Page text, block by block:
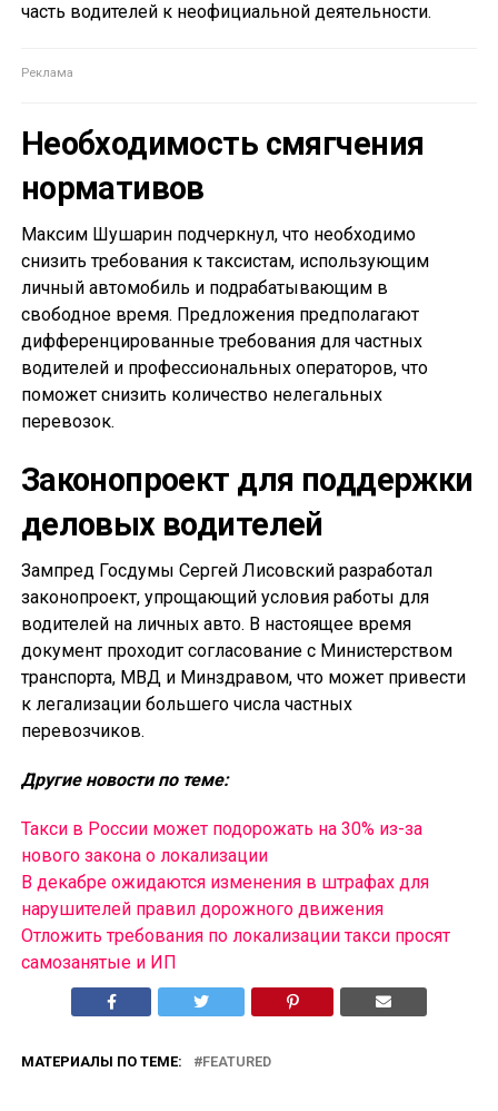
часть водителей к неофициальной деятельности.
Необходимость смягчения
нормативов
Максим Шушарин подчеркнул, что необходимо
снизить требования к таксистам, использующим
личный автомобиль и подрабатывающим в
свободное время. Предложения предполагают
дифференцированные требования для частных
водителей и профессиональных операторов, что
поможет снизить количество нелегальных
перевозок.
Законопроект для поддержки
деловых водителей
Зампред Госдумы Сергей Лисовский разработал
законопроект, упрощающий условия работы для
водителей на личных авто. В настоящее время
документ проходит согласование с Министерством
транспорта, МВД и Минздравом, что может привести
к легализации большего числа частных
перевозчиков.
Другие новости по теме:
Такси в России может подорожать на 30% из-за
нового закона о локализации
В декабре ожидаются изменения в штрафах для
нарушителей правил дорожного движения
Отложить требования по локализации такси просят
самозанятые и ИП
МАТЕРИАЛЫ ПО ТЕМЕ: FEATURED